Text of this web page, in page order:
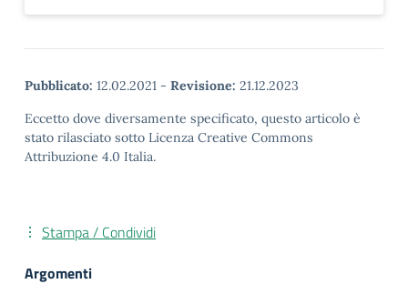
Pubblicato: 12.02.2021 - Revisione: 21.12.2023
Eccetto dove diversamente specificato, questo articolo è
stato rilasciato sotto Licenza Creative Commons
Attribuzione 4.0 Italia.
Stampa / Condividi
Argomenti